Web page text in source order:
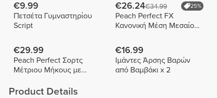
€9.99
Πετσέτα Γυμναστηρίου
Script
€26.24€34.99 25%
Peach Perfect FX
Κανονική Μέση Μεσαίου
€29.99
Peach Perfect Σορτς
Μέτριου Μήκους με
€16.99
Ιμάντες Άρσης Βαρών
από Βαμβάκι x 2
Product Details